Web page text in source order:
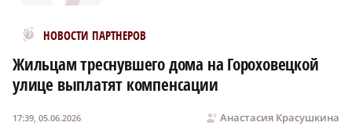
НОВОСТИ ПАРТНЕРОВ
Новости МирТесен
Жильцам треснувшего дома на Гороховецкой
улице выплатят компенсации
Анастасия Красушкина
17:39, 05.06.2026